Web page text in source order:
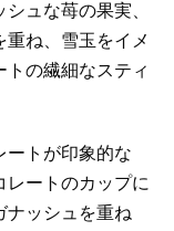
ュな苺の果実、
ね、雪玉をイメ
の繊細なスティ
ートが印象的な
レートのカップに
ナッシュを重ね